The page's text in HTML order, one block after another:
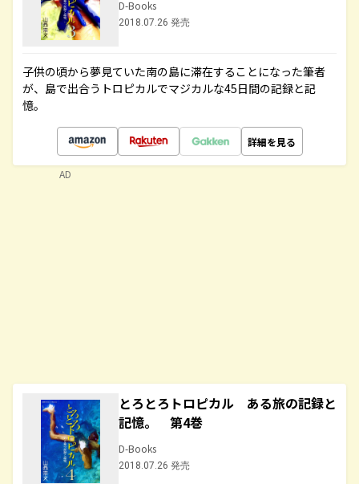
D-Books
2018.07.26 発売
子供の頃から夢見ていた南の島に滞在することになった筆者
が、島で出合うトロピカルでマジカルな45日間の記録と記
憶。
詳細を見る
とろとろトロピカル ある旅の記録と
記憶。 第4巻
D-Books
2018.07.26 発売
AD